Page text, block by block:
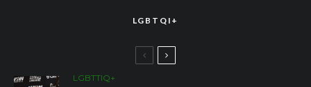
LGBTQI+
LGBTTIQ+